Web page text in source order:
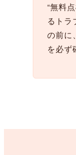
“無料
るトラ
の前に
を必ず